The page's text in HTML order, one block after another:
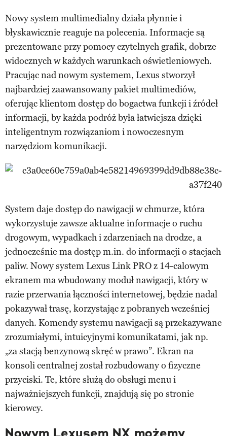
Nowy system multimedialny działa płynnie i
błyskawicznie reaguje na polecenia. Informacje są
prezentowane przy pomocy czytelnych grafik, dobrze
widocznych w każdych warunkach oświetleniowych.
Pracując nad nowym systemem, Lexus stworzył
najbardziej zaawansowany pakiet multimediów,
oferując klientom dostęp do bogactwa funkcji i źródeł
informacji, by każda podróż była łatwiejsza dzięki
inteligentnym rozwiązaniom i nowoczesnym
narzędziom komunikacji.
System daje dostęp do nawigacji w chmurze, która
wykorzystuje zawsze aktualne informacje o ruchu
drogowym, wypadkach i zdarzeniach na drodze, a
jednocześnie ma dostęp m.in. do informacji o stacjach
paliw. Nowy system Lexus Link PRO z 14-calowym
ekranem ma wbudowany moduł nawigacji, który w
razie przerwania łączności internetowej, będzie nadal
pokazywał trasę, korzystając z pobranych wcześniej
danych. Komendy systemu nawigacji są przekazywane
zrozumiałymi, intuicyjnymi komunikatami, jak np.
„za stacją benzynową skręć w prawo”. Ekran na
konsoli centralnej został rozbudowany o fizyczne
przyciski. Te, które służą do obsługi menu i
najważniejszych funkcji, znajdują się po stronie
kierowcy.